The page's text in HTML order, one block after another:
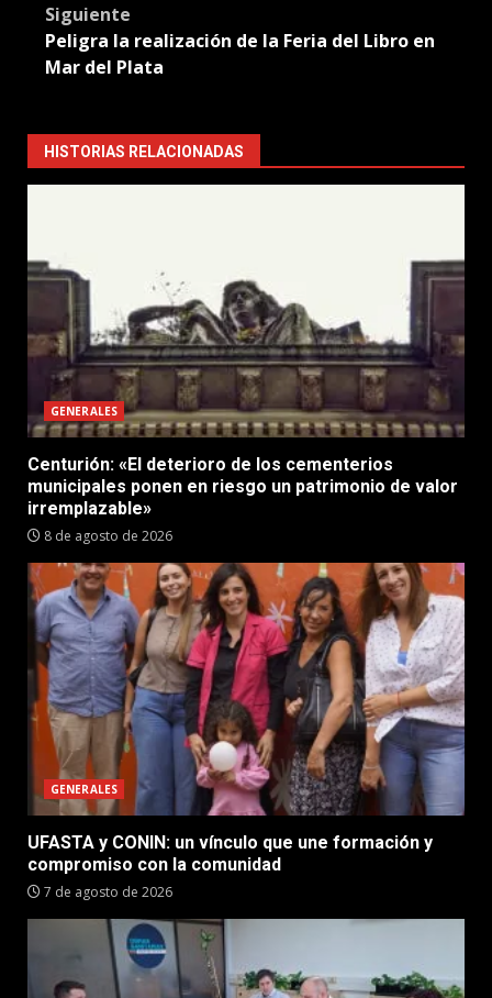
Siguiente
Peligra la realización de la Feria del Libro en
Mar del Plata
HISTORIAS RELACIONADAS
GENERALES
Centurión: «El deterioro de los cementerios
municipales ponen en riesgo un patrimonio de valor
irremplazable»
8 de agosto de 2026
GENERALES
UFASTA y CONIN: un vínculo que une formación y
compromiso con la comunidad
7 de agosto de 2026